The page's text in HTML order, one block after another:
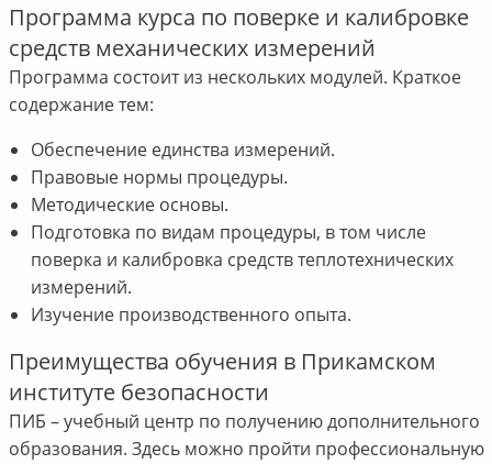
Программа курса по поверке и калибровке
средств механических измерений
Программа состоит из нескольких модулей. Краткое
содержание тем:
Обеспечение единства измерений.
Правовые нормы процедуры.
Методические основы.
Подготовка по видам процедуры, в том числе
поверка и калибровка средств теплотехнических
измерений.
Изучение производственного опыта.
Преимущества обучения в Прикамском
институте безопасности
ПИБ – учебный центр по получению дополнительного
образования. Здесь можно пройти профессиональную